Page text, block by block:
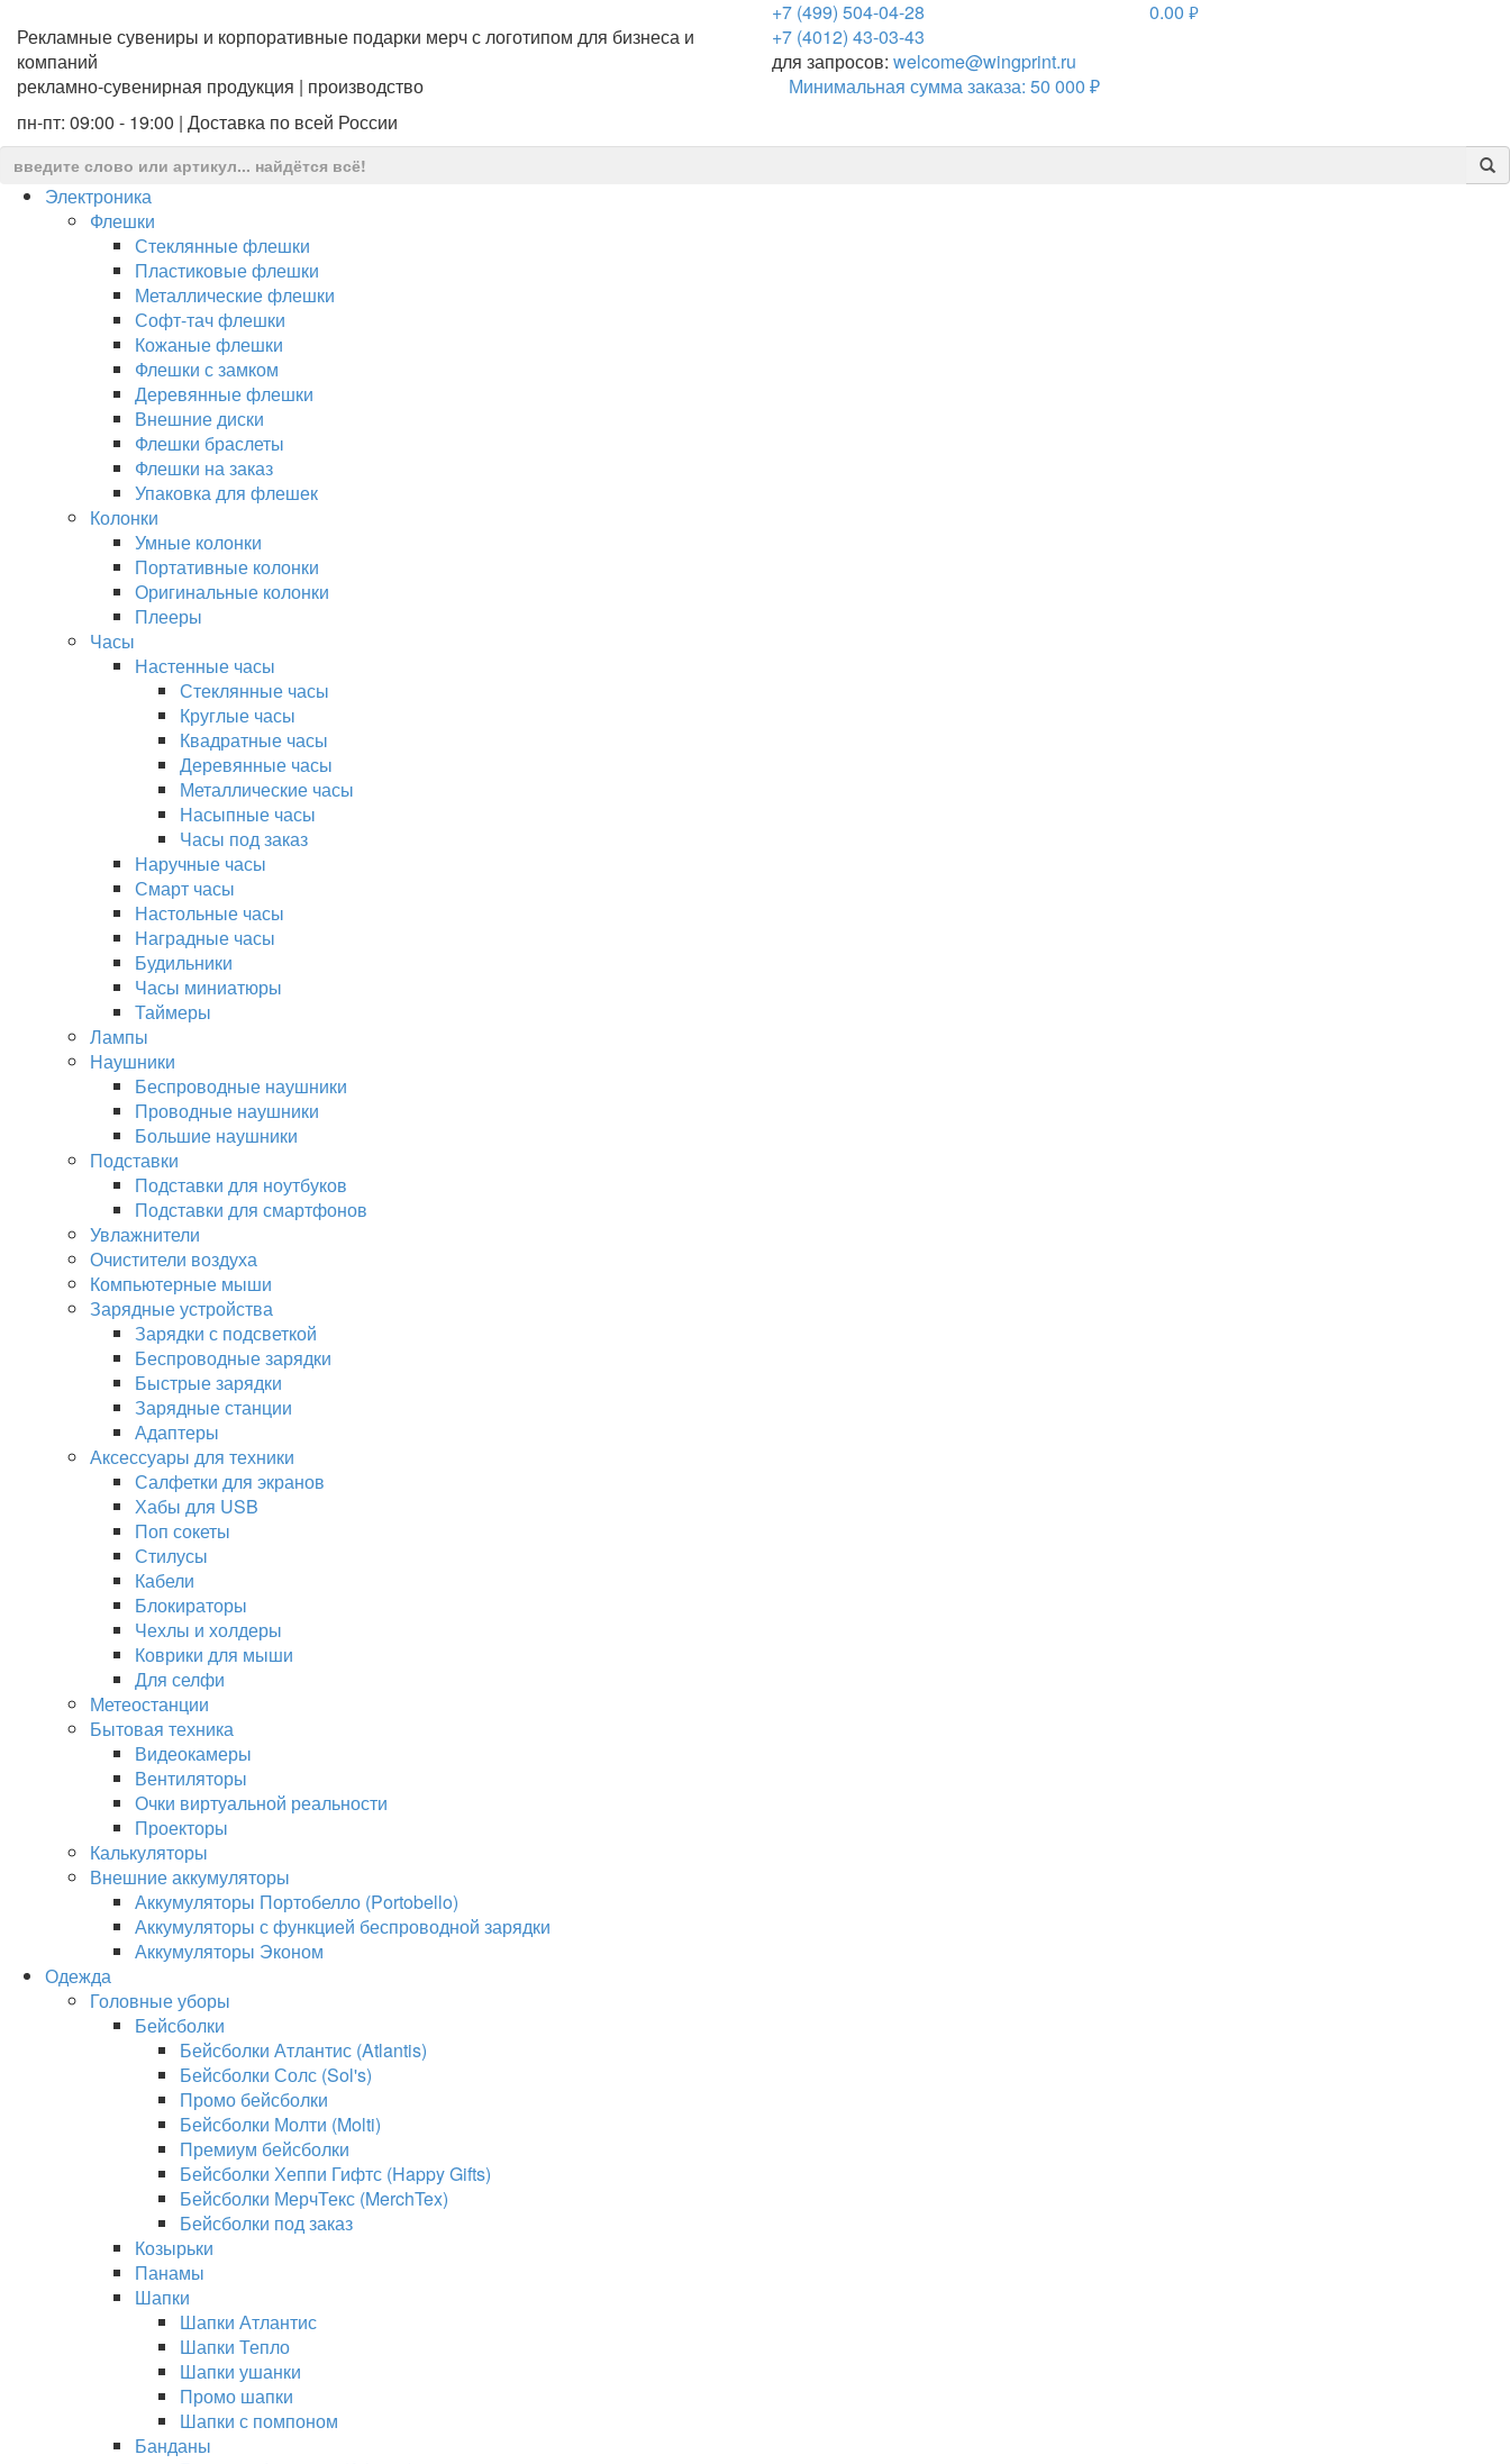
Рекламные сувениры и корпоративные подарки мерч с логотипом для бизнеса и
компаний
рекламно-сувенирная продукция | производство
пн-пт: 09:00 - 19:00 | Доставка по всей России
+7 (499) 504-04-28
+7 (4012) 43-03-43
для запросов: welcome@wingprint.ru
Минимальная сумма заказа: 50 000 ₽
0.00 руб.
Электроника
Флешки
Стеклянные флешки
Пластиковые флешки
Металлические флешки
Софт-тач флешки
Кожаные флешки
Флешки с замком
Деревянные флешки
Внешние диски
Флешки браслеты
Флешки на заказ
Упаковка для флешек
Колонки
Умные колонки
Портативные колонки
Оригинальные колонки
Плееры
Часы
Настенные часы
Стеклянные часы
Круглые часы
Квадратные часы
Деревянные часы
Металлические часы
Насыпные часы
Часы под заказ
Наручные часы
Смарт часы
Настольные часы
Наградные часы
Будильники
Часы миниатюры
Таймеры
Лампы
Наушники
Беспроводные наушники
Проводные наушники
Большие наушники
Подставки
Подставки для ноутбуков
Подставки для смартфонов
Увлажнители
Очистители воздуха
Компьютерные мыши
Зарядные устройства
Зарядки с подсветкой
Беспроводные зарядки
Быстрые зарядки
Зарядные станции
Адаптеры
Аксессуары для техники
Салфетки для экранов
Хабы для USB
Поп сокеты
Стилусы
Кабели
Блокираторы
Чехлы и холдеры
Коврики для мыши
Для селфи
Метеостанции
Бытовая техника
Видеокамеры
Вентиляторы
Очки виртуальной реальности
Проекторы
Калькуляторы
Внешние аккумуляторы
Аккумуляторы Портобелло (Portobello)
Аккумуляторы с функцией беспроводной зарядки
Аккумуляторы Эконом
Одежда
Головные уборы
Бейсболки
Бейсболки Атлантис (Atlantis)
Бейсболки Солс (Sol's)
Промо бейсболки
Бейсболки Молти (Molti)
Премиум бейсболки
Бейсболки Хеппи Гифтс (Happy Gifts)
Бейсболки МерчТекс (MerchTex)
Бейсболки под заказ
Козырьки
Панамы
Шапки
Шапки Атлантис
Шапки Тепло
Шапки ушанки
Промо шапки
Шапки с помпоном
Банданы